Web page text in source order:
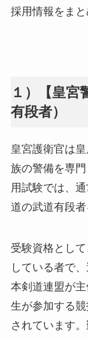
採用情報をまと
１）【皇宮
有段者）
皇宮護衛官は
族の警備を専
用試験では、
道の武道有段者
受験資格とし
している者で
本剣道連盟が
生が参加する
されています